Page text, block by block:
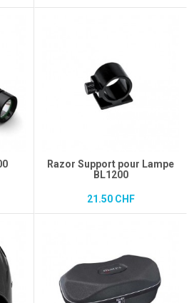
Razor Support pour Lampe
BL1200
21.50 CHF